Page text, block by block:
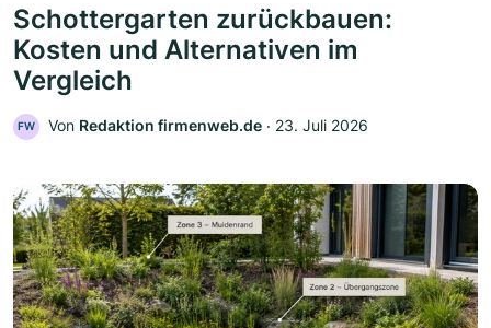
Schottergarten zurückbauen:
Kosten und Alternativen im
Vergleich
FW Von Redaktion firmenweb.de ‧ 23. Juli 2026